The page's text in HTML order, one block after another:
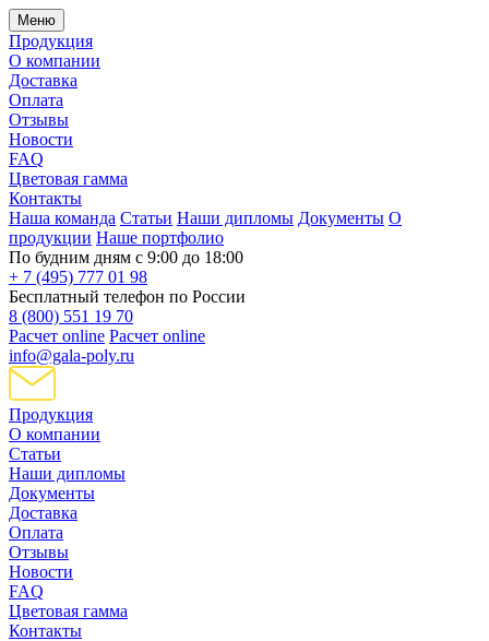
Меню
Продукция
О компании
Доставка
Оплата
Отзывы
Новости
FAQ
Цветовая гамма
Контакты
Наша команда Статьи Наши дипломы Документы О
продукции Наше портфолио
По будним дням с 9:00 до 18:00
+ 7 (495) 777 01 98
Бесплатный телефон по России
8 (800) 551 19 70
Расчет online Расчет online
info@gala-poly.ru
Продукция
О компании
Статьи
Наши дипломы
Документы
Доставка
Оплата
Отзывы
Новости
FAQ
Цветовая гамма
Контакты